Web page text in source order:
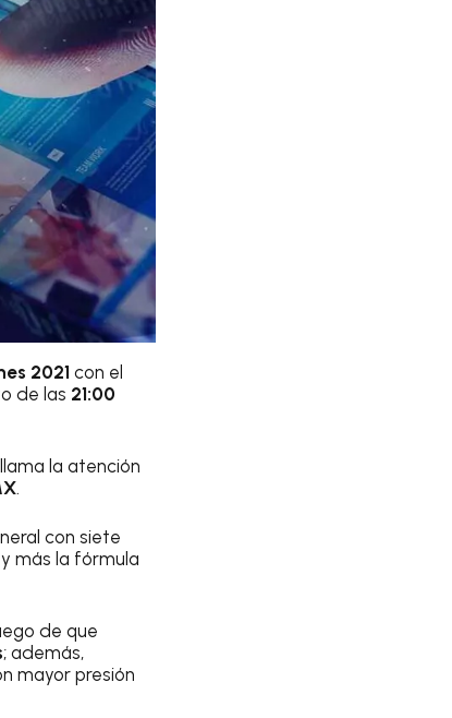
2021 con el
de las 21:00
llama la atención
.
con siete
más la fórmula
de que
; además,
mayor presión